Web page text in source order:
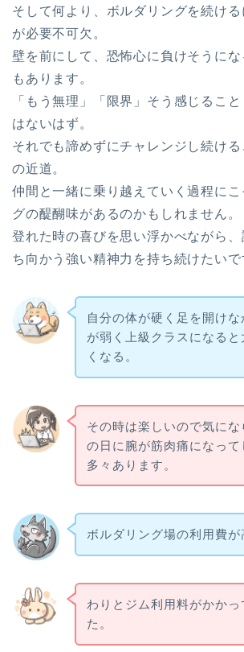
そして何より、ボルダリングを続ける
が必要不可欠。
壁を前にして、恐怖心に負けそうに
もあります。
「もう無理」「限界」そう感じるこ
はないはず。
それでも諦めずにチャレンジし続け
の近道。
仲間と一緒に乗り越えていく過程に
グの醍醐味があるのかもしれません。
登れた時の喜びを思い浮かべながら
ち向かう強い精神力を持ち続けたいで
自分の体が硬く足を開けな
が弱く上級クラスになる
くなる。
その時は楽しいので気に
の日に腕が筋肉痛になっ
多々あります。
ボルダリング場の利用費が
わりとジム利用料がかかっ
た。